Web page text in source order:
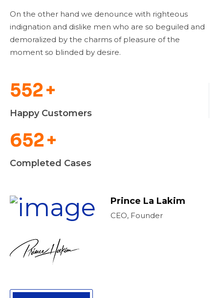
On the other hand we denounce with righteous
indignation and dislike men who are so beguiled and
demoralized by the charms of pleasure of the
moment so blinded by desire.
552+
Happy Customers
652+
Completed Cases
Prince La Lakim
CEO, Founder